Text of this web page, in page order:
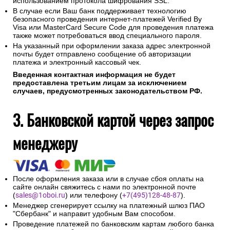
В случае если Ваш банк поддерживает технологию
безопасного проведения интернет-платежей Verified By
Visa или MasterCard Secure Code для проведения платежа
также может потребоваться ввод специального пароля.
На указанный при оформлении заказа адрес электронной
почты будет отправлено сообщение об авторизации
платежа и электронный кассовый чек.
Введенная контактная информация не будет
предоставлена третьим лицам за исключением
случаев, предусмотренных законодательством РФ.
3. Банковской картой через запрос
менеджеру
После оформления заказа или в случае сбоя оплаты на
сайте онлайн свяжитесь с нами по электронной почте
(sales@1oboi.ru) или телефону (+7(495)128-48-87).
Менеджер сгенерирует ссылку на платежный шлюз ПАО
"Сбербанк" и направит удобным Вам способом.
Проведение платежей по банковским картам любого банка